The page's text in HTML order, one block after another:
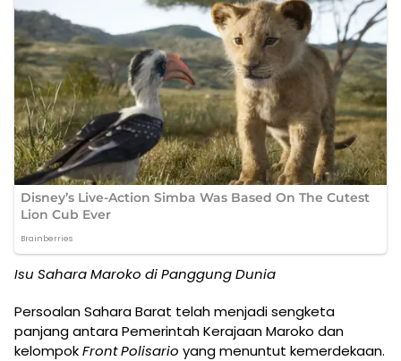
Isu Sahara Maroko di Panggung Dunia
Persoalan Sahara Barat telah menjadi sengketa
panjang antara Pemerintah Kerajaan Maroko dan
kelompokFront Polisario yang menuntut kemerdekaan.